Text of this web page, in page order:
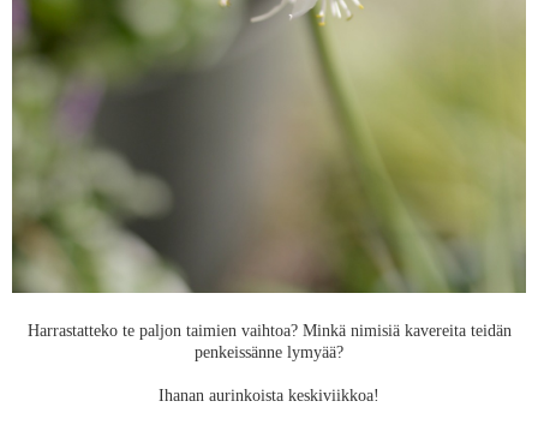
Harrastatteko te paljon taimien vaihtoa? Minkä nimisiä kavereita teidän
penkeissänne lymyää?
Ihanan aurinkoista keskiviikkoa!